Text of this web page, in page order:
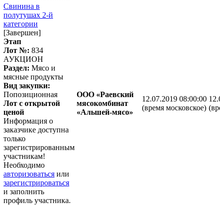
Свинина в
полутушах 2-й
категории
[Завершен]
Этап
Лот №: 834
АУКЦИОН
Раздел: Мясо и
мясные продукты
Вид закупки:
Попозиционная
Лот с открытой
ценой
Информация о
заказчике доступна
только
зарегистрированным
участникам!
Необходимо
авторизоваться или
зарегистрироваться
и заполнить
профиль участника.
ООО «Раевский
мясокомбинат
«Альшей-мясо»
12.07.2019 08:00:00
(время московское)